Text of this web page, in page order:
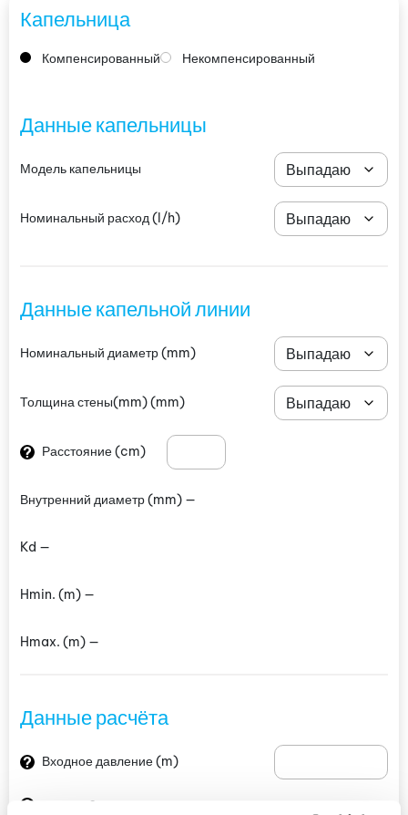
Капельница
Компенсированный Некомпенсированный
Данные капельницы
Модель капельницы
Номинальный расход(l/h)
Данные капельной линии
Номинальный диаметр(mm)
Толщина стены(mm)(mm)
? Расстояние(cm)
Внутренний диаметр(mm) —
Kd —
Hmin.(m) —
Hmax.(m) —
Данные расчёта
? Входное давление(m)
? 0